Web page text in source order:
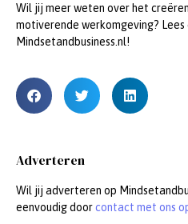
Wil jij meer weten over het
motiverende werkomgeving?
Mindsetandbusiness.nl!
Adverteren
Wil jij adverteren op
eenvoudig doorcontact met ons